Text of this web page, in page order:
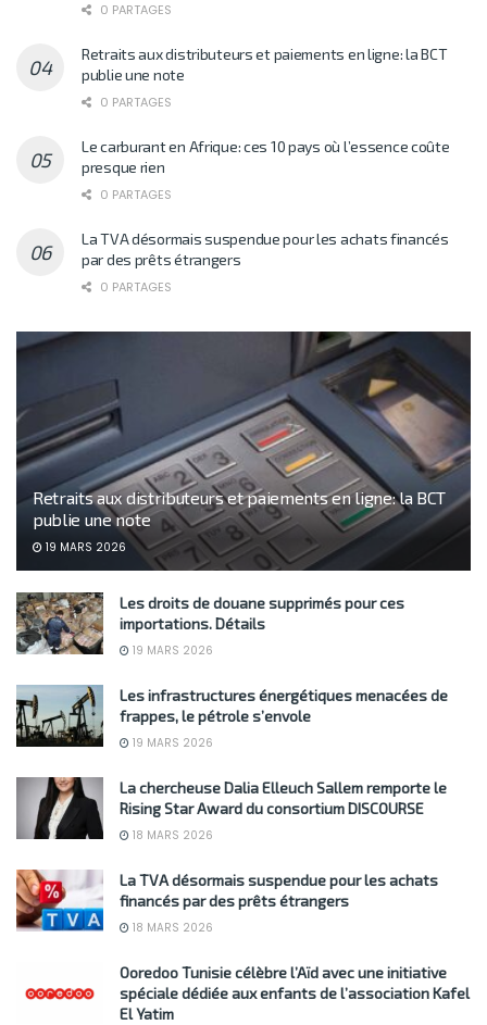
0 PARTAGES
Retraits aux distributeurs et paiements en ligne: la BCT
publie une note
0 PARTAGES
Le carburant en Afrique: ces 10 pays où l’essence coûte
presque rien
0 PARTAGES
La TVA désormais suspendue pour les achats financés
par des prêts étrangers
0 PARTAGES
Retraits aux distributeurs et paiements en ligne: la BCT
publie une note
19 MARS 2026
Les droits de douane supprimés pour ces
importations. Détails
19 MARS 2026
Les infrastructures énergétiques menacées de
frappes, le pétrole s’envole
19 MARS 2026
La chercheuse Dalia Elleuch Sallem remporte le
Rising Star Award du consortium DISCOURSE
18 MARS 2026
La TVA désormais suspendue pour les achats
financés par des prêts étrangers
18 MARS 2026
Ooredoo Tunisie célèbre l’Aïd avec une initiative
spéciale dédiée aux enfants de l’association Kafel
El Yatim